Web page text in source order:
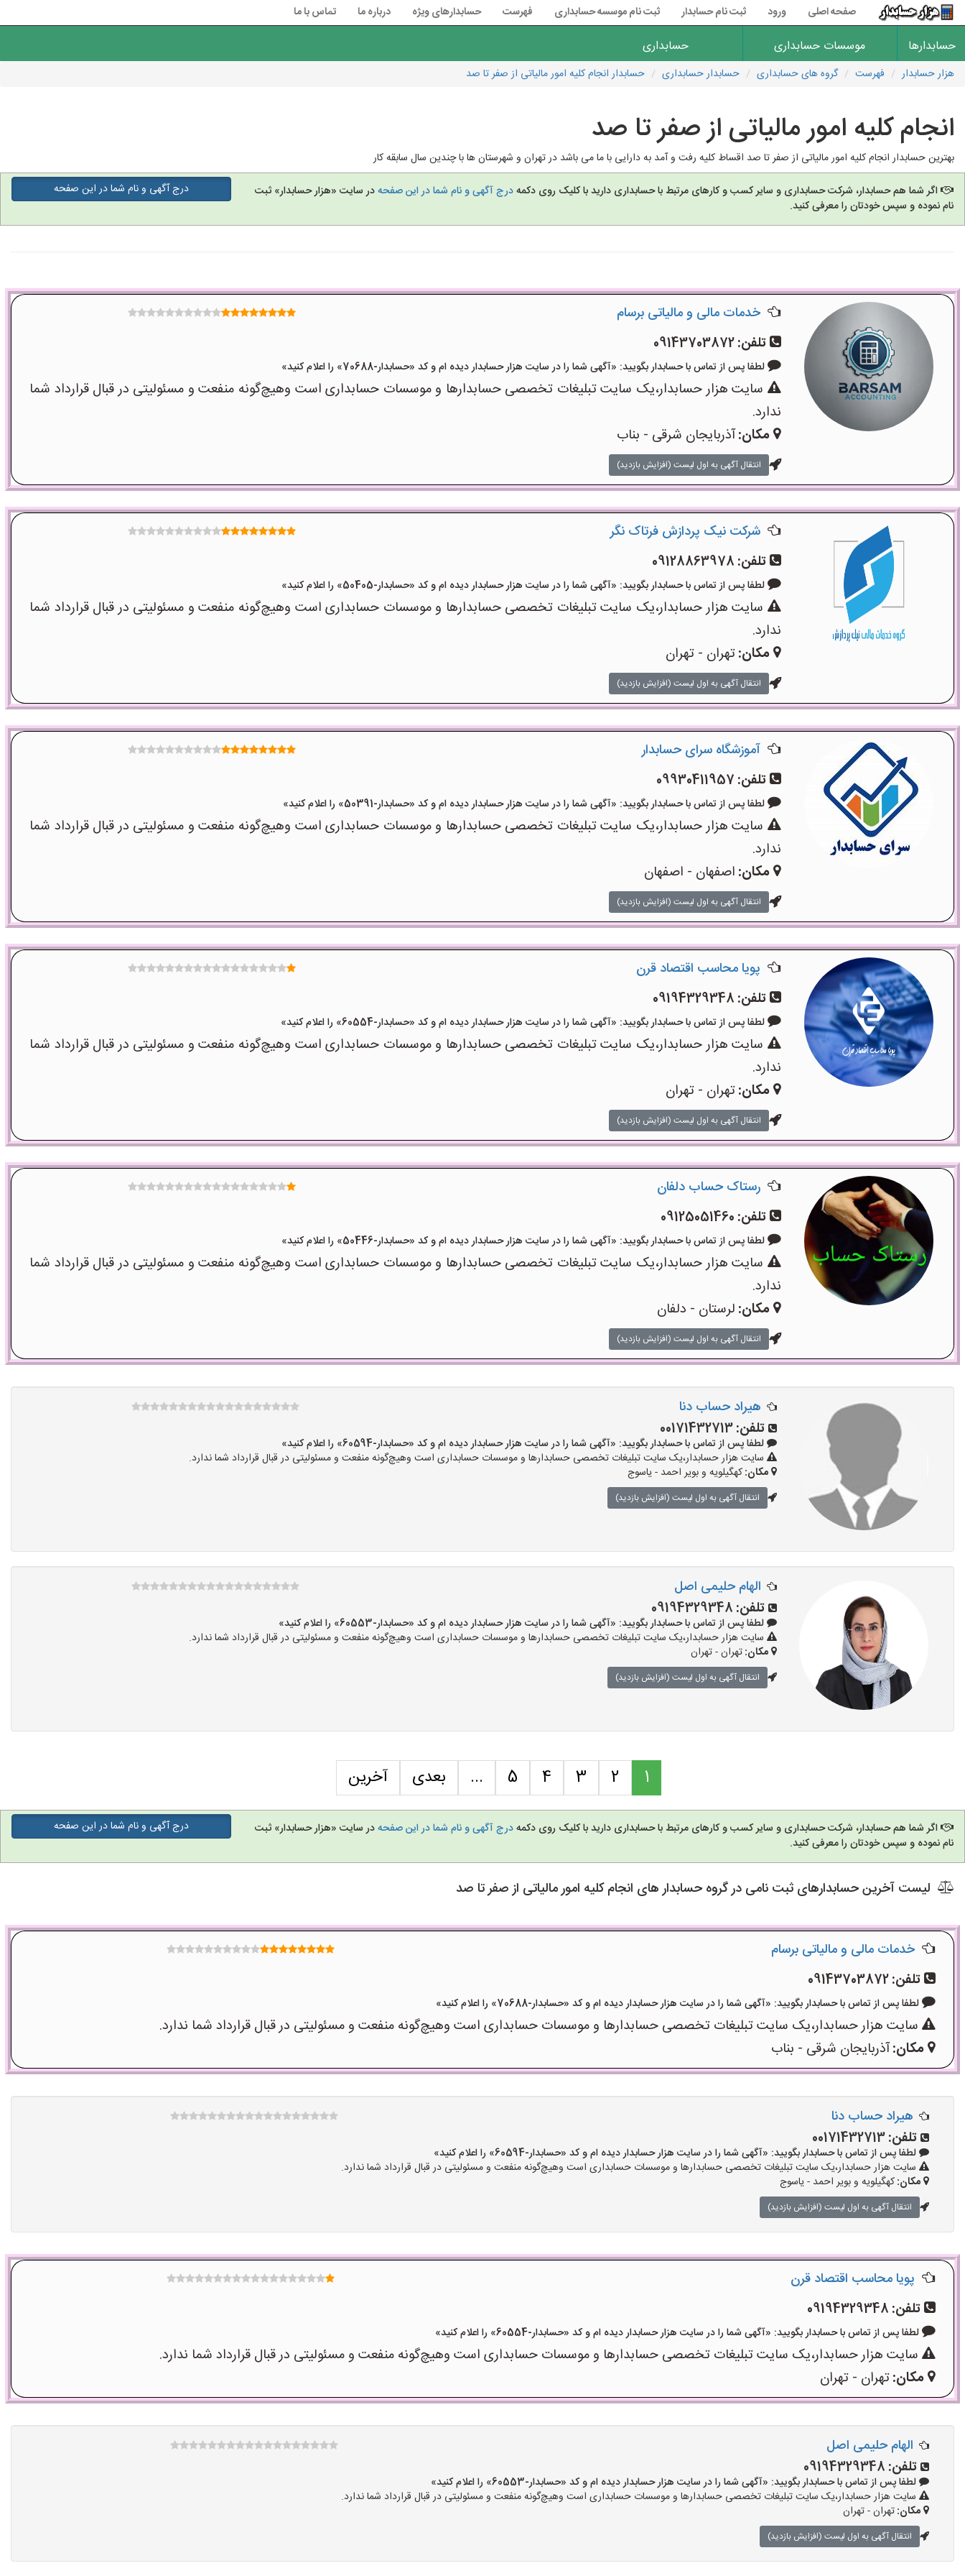
صفحه اصلی ورود ثبت نام حسابدار ثبت نام موسسه حسابداری فهرست حسابدارهای ویژه درباره ما تماس با ما
حسابدارها موسسات حسابداری حسابداری
هزار حسابدار فهرست گروه های حسابداری حسابدار حسابداری حسابدار انجام کلیه امور مالیاتی از صفر تا صد
انجام کلیه امور مالیاتی از صفر تا صد
بهترین حسابدار انجام کلیه امور مالیاتی از صفر تا صد اقساط کلیه رفت و آمد به دارایی با ما می باشد در تهران و شهرستان ها با چندین سال سابقه کار
اگر شما هم حسابدار، شرکت حسابداری و سایر کسب و کارهای مرتبط با حسابداری دارید با کلیک روی دکمهدرج آگهی و نام شما در این صفحهدر سایت «هزار حسابدار» ثبت
نام نموده و سپس خودتان را معرفی کنید.
درج آگهی و نام شما در این صفحه
خدمات مالی و مالیاتی برسام
تلفن:09143703872
لطفا پس از تماس با حسابدار بگویید: «آگهی شما را در سایت هزار حسابدار دیده ام و کد «حسابدار-70688» را اعلام کنید»
سایت هزار حسابدار،یک سایت تبلیغات تخصصی حسابدارها و موسسات حسابداری است وهیچ‌گونه منفعت و مسئولیتی در قبال قرارداد شما
ندارد.
مکان:آذربایجان شرقی - بناب
انتقال آگهی به اول لیست (افزایش بازدید)
شرکت نیک پردازش فرتاک نگر
تلفن: 09128863978
لطفا پس از تماس با حسابدار بگویید: «آگهی شما را در سایت هزار حسابدار دیده ام و کد «حسابدار-50405» را اعلام کنید»
سایت هزار حسابدار،یک سایت تبلیغات تخصصی حسابدارها و موسسات حسابداری است وهیچ‌گونه منفعت و مسئولیتی در قبال قرارداد شما
ندارد.
مکان:تهران - تهران
انتقال آگهی به اول لیست (افزایش بازدید)
آموزشگاه سرای حسابدار
تلفن: 09930411957
لطفا پس از تماس با حسابدار بگویید: «آگهی شما را در سایت هزار حسابدار دیده ام و کد «حسابدار-50391» را اعلام کنید»
سایت هزار حسابدار،یک سایت تبلیغات تخصصی حسابدارها و موسسات حسابداری است وهیچ‌گونه منفعت و مسئولیتی در قبال قرارداد شما
ندارد.
مکان: اصفهان - اصفهان
انتقال آگهی به اول لیست (افزایش بازدید)
پویا محاسب اقتصاد قرن
تلفن: 09194329348
لطفا پس از تماس با حسابدار بگویید: «آگهی شما را در سایت هزار حسابدار دیده ام و کد «حسابدار-60554» را اعلام کنید»
سایت هزار حسابدار،یک سایت تبلیغات تخصصی حسابدارها و موسسات حسابداری است وهیچ‌گونه منفعت و مسئولیتی در قبال قرارداد شما
ندارد.
مکان:تهران - تهران
انتقال آگهی به اول لیست (افزایش بازدید)
رستاک حساب دلفان
تلفن: 09125051460
لطفا پس از تماس با حسابدار بگویید: «آگهی شما را در سایت هزار حسابدار دیده ام و کد «حسابدار-50446» را اعلام کنید»
سایت هزار حسابدار،یک سایت تبلیغات تخصصی حسابدارها و موسسات حسابداری است وهیچ‌گونه منفعت و مسئولیتی در قبال قرارداد شما
ندارد.
مکان: لرستان - دلفان
انتقال آگهی به اول لیست (افزایش بازدید)
هیراد حساب دنا
تلفن:00171432713
لطفا پس از تماس با حسابدار بگویید: «آگهی شما را در سایت هزار حسابدار دیده ام و کد «حسابدار-60594» را اعلام کنید»
سایت هزار حسابدار،یک سایت تبلیغات تخصصی حسابدارها و موسسات حسابداری است وهیچ‌گونه منفعت و مسئولیتی در قبال قرارداد شما ندارد.
مکان:کهگیلویه و بویر احمد - یاسوج
انتقال آگهی به اول لیست (افزایش بازدید)
الهام حلیمی اصل
تلفن: 09194329348
لطفا پس از تماس با حسابدار بگویید: «آگهی شما را در سایت هزار حسابدار دیده ام و کد «حسابدار-60553» را اعلام کنید»
سایت هزار حسابدار،یک سایت تبلیغات تخصصی حسابدارها و موسسات حسابداری است وهیچ‌گونه منفعت و مسئولیتی در قبال قرارداد شما ندارد.
مکان:تهران - تهران
انتقال آگهی به اول لیست (افزایش بازدید)
1
2
3
4
5
... بعدی آخرین
اگر شما هم حسابدار، شرکت حسابداری و سایر کسب و کارهای مرتبط با حسابداری دارید با کلیک روی دکمهدرج آگهی و نام شما در این صفحهدر سایت «هزار حسابدار» ثبت
نام نموده و سپس خودتان را معرفی کنید.
درج آگهی و نام شما در این صفحه
لیست آخرین حسابدارهای ثبت نامی در گروه حسابدار های انجام کلیه امور مالیاتی از صفر تا صد
خدمات مالی و مالیاتی برسام
تلفن:09143703872
لطفا پس از تماس با حسابدار بگویید: «آگهی شما را در سایت هزار حسابدار دیده ام و کد «حسابدار-70688» را اعلام کنید»
سایت هزار حسابدار،یک سایت تبلیغات تخصصی حسابدارها و موسسات حسابداری است وهیچ‌گونه منفعت و مسئولیتی در قبال قرارداد شما ندارد.
مکان:آذربایجان شرقی - بناب
هیراد حساب دنا
تلفن:00171432713
لطفا پس از تماس با حسابدار بگویید: «آگهی شما را در سایت هزار حسابدار دیده ام و کد «حسابدار-60594» را اعلام کنید»
سایت هزار حسابدار،یک سایت تبلیغات تخصصی حسابدارها و موسسات حسابداری است وهیچ‌گونه منفعت و مسئولیتی در قبال قرارداد شما ندارد.
مکان:کهگیلویه و بویر احمد - یاسوج
انتقال آگهی به اول لیست (افزایش بازدید)
پویا محاسب اقتصاد قرن
تلفن: 09194329348
لطفا پس از تماس با حسابدار بگویید: «آگهی شما را در سایت هزار حسابدار دیده ام و کد «حسابدار-60554» را اعلام کنید»
سایت هزار حسابدار،یک سایت تبلیغات تخصصی حسابدارها و موسسات حسابداری است وهیچ‌گونه منفعت و مسئولیتی در قبال قرارداد شما ندارد.
مکان:تهران - تهران
الهام حلیمی اصل
تلفن: 09194329348
لطفا پس از تماس با حسابدار بگویید: «آگهی شما را در سایت هزار حسابدار دیده ام و کد «حسابدار-60553» را اعلام کنید»
سایت هزار حسابدار،یک سایت تبلیغات تخصصی حسابدارها و موسسات حسابداری است وهیچ‌گونه منفعت و مسئولیتی در قبال قرارداد شما ندارد.
مکان:تهران - تهران
انتقال آگهی به اول لیست (افزایش بازدید)